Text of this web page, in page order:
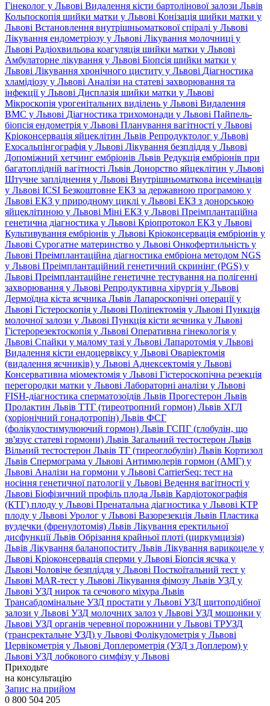
Гінеколог у Львові Видалення кісти бартолінової залози Львів
Кольпоскопія шийки матки у Львові Конізація шийки матки у
Львові Встановлення внутрішньоматкової спіралі у Львові
Лікування ендометріозу у Львові Лікування молочниці у
Львові Радіохвильова коагуляція шийки матки у Львові
Амбулаторне лікування у Львові Біопсія шийки матки у
Львові Лікування хронічного циститу у Львові Діагностика
хламідіозу у Львові Аналізи на статеві захворювання та
інфекції у Львові Дисплазія шийки матки у Львові
Мікроскопія урогенітальних виділень у Львові Видалення
ВМС у Львові Діагностика трихомонади у Львові Пайпель-
біопсія ендометрія у Львові Планування вагітності у Львові
Кріоконсервація яйцеклітин Львів Репродуктолог у Львові
Ехосальпінгографія у Львові Лікування безпліддя у Львові
Допоміжний хетчинг ембріонів Львів Редукція ембріонів при
багатоплідній вагітності Львів Донорство яйцеклітин у Львові
Штучне запліднення у Львові Внутрішньоматкова інсемінація
у Львові ICSI Безкоштовне ЕКЗ за державною програмою у
Львові ЕКЗ у природному циклі у Львові ЕКЗ з донорською
яйцеклітиною у Львові Міні ЕКЗ у Львові Преімплантаційна
генетична діагностика у Львові Кріопротокол ЕКЗ у Львові
Культивування ембріонів у Львові Кріоконсервація ембріонів у
Львові Сурогатне материнство у Львові Онкофертильність у
Львові Преімплантаційна діагностика ембріона методом NGS
у Львові Преімплантаційний генетичний скринінг (PGS) у
Львові Преімплантаційне генетичне тестування на полігенні
захворювання у Львові Репродуктивна хірургія у Львові
Дермоїдна кіста яєчника Львів Лапароскопічні операції у
Львові Гістероскопія у Львові Поліпектомія у Львові Пункція
молочної залози у Львові Пункція кісти яєчника у Львові
Гістерорезектоскопія у Львові Оперативна гінекологія у
Львові Спайки у малому тазі у Львові Лапаротомія у Львові
Видалення кісти ендоцервіксу у Львові Оваріектомія
(видалення яєчників) у Львові Аднексектомія у Львові
Консервативна міомектомія у Львові Гістероскопічна резекція
перегородки матки у Львові Лабораторні аналізи у Львові
FISH-діагностика сперматозоїдів Львів Прогестерон Львів
Пролактин Львів ТТГ (тиреотропний гормон) Львів ХГЛ
(хоріонічний гонадотропін) Львів ФСГ
(фолікулостимулюючий гормон) Львів ГСПГ (глобулін, що
зв'язує статеві гормони) Львів Загальний тестостерон Львів
Вільний тестостерон Львів ТГ (тиреоглобулін) Львів Кортизол
Львів Спермограма у Львові Антимюлерів гормон (АМГ) у
Львові Аналізи на гормони у Львові CarrierSeq: тест на
носіння генетичної патології у Львові Ведення вагітності у
Львові Біофізичний профіль плода Львів Кардіотокографія
(КТГ) плоду у Львові Пренатальна діагностика у Львові КТР
плоду у Львові Уролог у Львові Вазорезекція Львів Пластика
вуздечки (френулотомія) Львів Лікування еректильної
дисфункції Львів Обрізання крайньої плоті (циркумцизія)
Львів Лікування баланопоститу Львів Лікування варикоцеле у
Львові Кріоконсервація сперми у Львові Біопсія яєчка у
Львові Чоловіче безпліддя у Львові Посткоїтальний тест у
Львові MAR-тест у Львові Лікування фімозу Львів УЗД у
Львові УЗД нирок та сечового міхура Львів
Трансабдомінальне УЗД простати у Львові УЗД щитоподібної
залози у Львові УЗД молочних залоз у Львові УЗД мошонки у
Львові УЗД органів черевної порожнини у Львові ТРУЗД
(трансректальне УЗД) у Львові Фолікулометрія у Львові
Цервікометрія у Львові Доплерометрія (УЗД з Доплером) у
Львові УЗД лобкового симфізу у Львові
Приходьте
на консультацію
Запис на прийом
0 800 504 205